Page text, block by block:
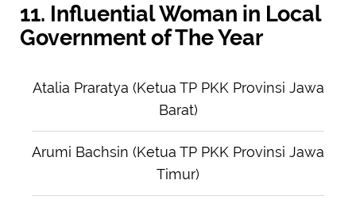
11. Influential Woman in Local
Government of The Year
Atalia Praratya (Ketua TP PKK Provinsi Jawa
Barat)
Arumi Bachsin (Ketua TP PKK Provinsi Jawa
Timur)